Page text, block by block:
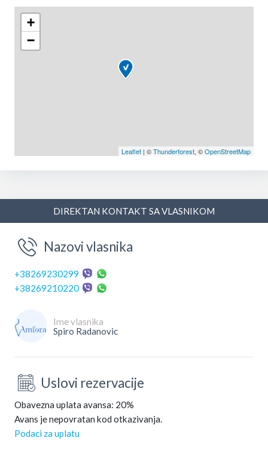
+
−
Leaflet | ©Thunderforest, ©OpenStreetMap
DIREKTAN KONTAKT SA VLASNIKOM
Nazovi vlasnika
+38269230299
+38269210220
Ime vlasnika
Spiro Radanovic
Uslovi rezervacije
Obavezna uplata avansa: 20%
Avans je nepovratan kod otkazivanja.
Podaci za uplatu